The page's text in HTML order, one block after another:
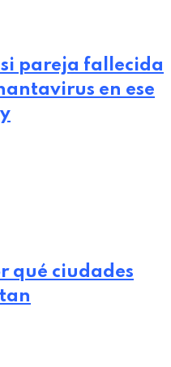
pareja fallecida
en ese
qué ciudades